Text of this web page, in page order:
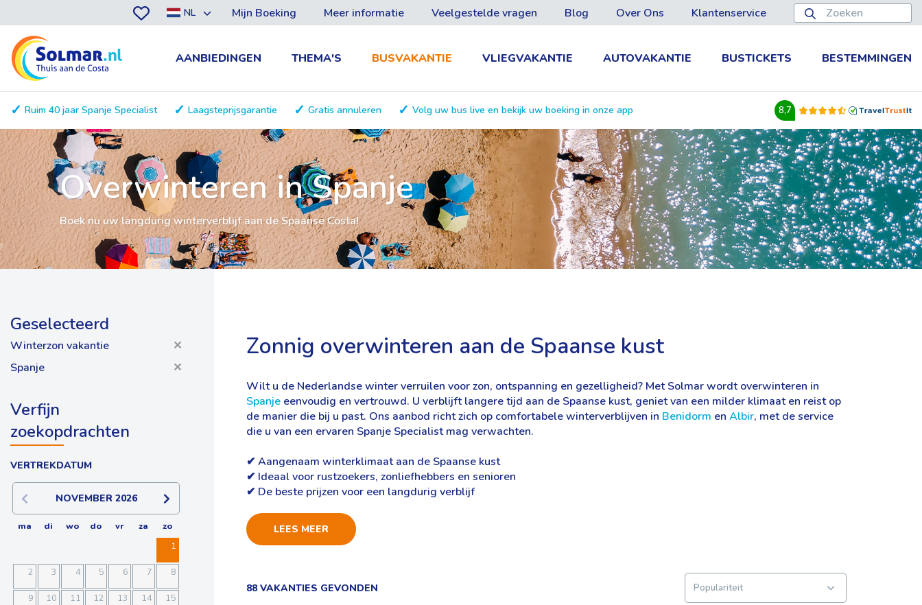
NL Mijn Boeking Meer informatie Veelgestelde vragen Blog Over Ons Klantenservice
AANBIEDINGEN THEMA'S BUSVAKANTIE VLIEGVAKANTIE AUTOVAKANTIE BUSTICKETS BESTEMMINGEN
Ruim 40 jaar Spanje Specialist Laagsteprijsgarantie Gratis annuleren Volg uw bus live en bekijk uw boeking in onze app 8,7
Overwinteren in Spanje
Boek nu uw langdurig winterverblijf aan de Spaanse Costa!
Zonnig overwinteren aan de Spaanse kust
Wilt u de Nederlandse winter verruilen voor zon, ontspanning en gezelligheid? Met Solmar wordt overwinteren in
Spanje eenvoudig en vertrouwd. U verblijft langere tijd aan de Spaanse kust, geniet van een milder klimaat en reist op
de manier die bij u past. Ons aanbod richt zich op comfortabele winterverblijven in Benidorm enAlbir, met de service
die u van een ervaren Spanje Specialist mag verwachten.
✔ Aangenaam winterklimaat aan de Spaanse kust
✔ Ideaal voor rustzoekers, zonliefhebbers en senioren
✔ De beste prijzen voor een langdurig verblijf
LEES MEER
Geselecteerd
Winterzon vakantie
✕
Spanje
✕
Verfijn
zoekopdrachten
VERTREKDATUM
NOVEMBER 2026
ma di wo do vr za
zo
1
2 3 4 5 6 7 8
9 10 11 12 13 14 15
88 VAKANTIES GEVONDEN